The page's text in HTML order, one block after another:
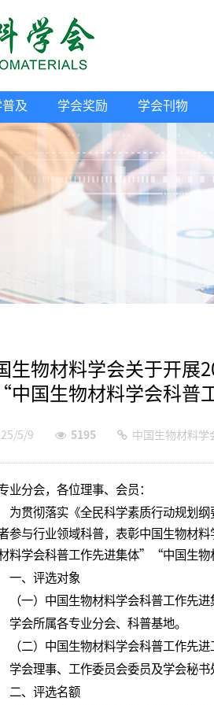
及 学会奖励 学会刊物
生物材料学会关于开展
中国生物材料学会科普
5/9 5195 中国生物材料学
业分会，各位理事、会员：
为贯彻落实《全民科学素质行动规划
参与行业领域科普，表彰中国生物材
料学会科普工作先进集体”“中国生物
一、评选对象
（一）中国生物材料学会科普工作先进
学会所属各专业分会、科普基地。
（二）中国生物材料学会科普工作先进
学会理事、工作委员会委员及学会秘
二、评选名额